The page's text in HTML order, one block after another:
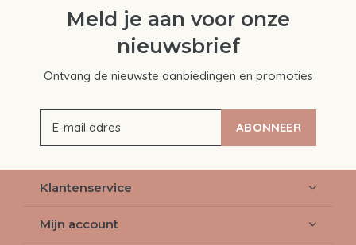
Meld je aan voor onze
nieuwsbrief
Ontvang de nieuwste aanbiedingen en promoties
ABONNEER
Klantenservice
Mijn account